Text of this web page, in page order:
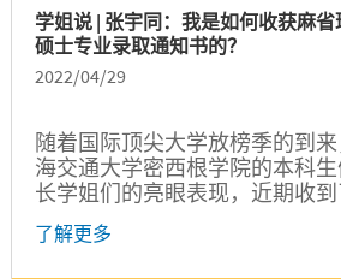
学姐说 | 张宇同：我是如何收获麻
硕士专业录取通知书的？
2022/04/29
随着国际顶尖大学放榜季的到
海交通大学密西根学院的本科
长学姐们的亮眼表现，近期收
理工学院、斯坦福大学、卡耐基
根大学等知名大学的研究生录取
了解更多